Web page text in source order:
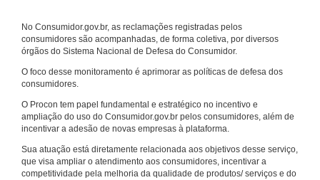
No Consumidor.gov.br, as reclamações registradas pelos
consumidores são acompanhadas, de forma coletiva, por diversos
órgãos do Sistema Nacional de Defesa do Consumidor.
O foco desse monitoramento é aprimorar as políticas de defesa dos
consumidores.
O Procon tem papel fundamental e estratégico no incentivo e
ampliação do uso do Consumidor.gov.br pelos consumidores, além de
incentivar a adesão de novas empresas à plataforma.
Sua atuação está diretamente relacionada aos objetivos desse serviço,
que visa ampliar o atendimento aos consumidores, incentivar a
competitividade pela melhoria da qualidade de produtos/ serviços e do